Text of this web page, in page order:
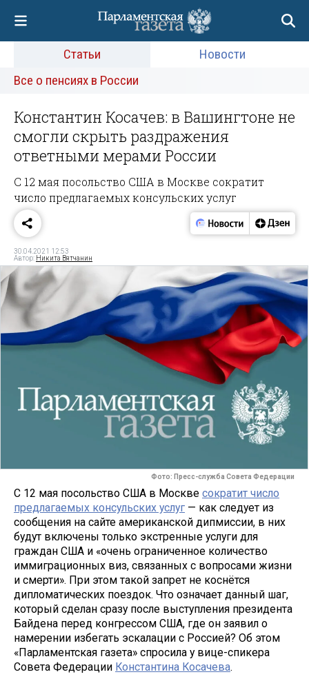
Статьи
Новости
Все о пенсиях в России
Константин Косачев: в Вашингтоне не
смогли скрыть раздражения
ответными мерами России
С 12 мая посольство США в Москве сократит
число предлагаемых консульских услуг
30.04.2021 12:53
Автор: Никита Вятчанин
Фото: Пресс-служба Совета Федерации
С 12 мая посольство США в Москве сократит число
предлагаемых консульских услуг — как следует из
сообщения на сайте американской дипмиссии, в них
будут включены только экстренные услуги для
граждан США и «очень ограниченное количество
иммиграционных виз, связанных с вопросами жизни
и смерти». При этом такой запрет не коснётся
дипломатических поездок. Что означает данный шаг,
который сделан сразу после выступления президента
Байдена перед конгрессом США, где он заявил о
намерении избегать эскалации с Россией? Об этом
«Парламентская газета» спросила у вице-спикера
Совета Федерации Константина Косачева.